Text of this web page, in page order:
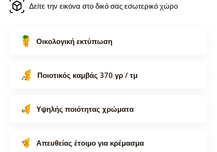
Δείτε την εικόνα στο δικό σας εσωτερικό χώρο
Οικολογική εκτύπωση
Ποιοτικός καμβάς 370 γρ / τμ
Υψηλής ποιότητας χρώματα
Απευθείας έτοιμο για κρέμασμα